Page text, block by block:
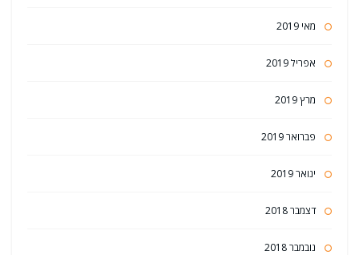
מאי 2019
אפריל 2019
מרץ 2019
פברואר 2019
ינואר 2019
דצמבר 2018
נובמבר 2018